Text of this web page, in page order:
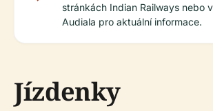
stránkách Indian Railways nebo
Audiala pro aktuální informace.
Jízdenky